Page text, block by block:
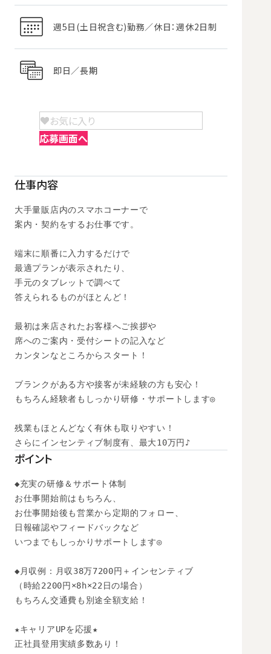
週5日(土日祝含む)勤務／休日：週休2日制
即日／長期
お気に入り
応募画面へ
仕事内容
大手量販店内のスマホコーナーで
案内・契約をするお仕事です。
端末に順番に入力するだけで
最適プランが表示されたり、
手元のタブレットで調べて
答えられるものがほとんど！
最初は来店されたお客様へご挨拶や
席へのご案内・受付シートの記入など
カンタンなところからスタート！
ブランクがある方や接客が未経験の方も安心！
もちろん経験者もしっかり研修・サポートします◎
残業もほとんどなく有休も取りやすい！
さらにインセンティブ制度有、最大10万円♪
ポイント
◆充実の研修＆サポート体制
お仕事開始前はもちろん、
お仕事開始後も営業から定期的フォロー、
日報確認やフィードバックなど
いつまでもしっかりサポートします◎
◆月収例：月収38万7200円＋インセンティブ
（時給2200円×8h×22日の場合）
もちろん交通費も別途全額支給！
★キャリアUPを応援★
正社員登用実績多数あり！